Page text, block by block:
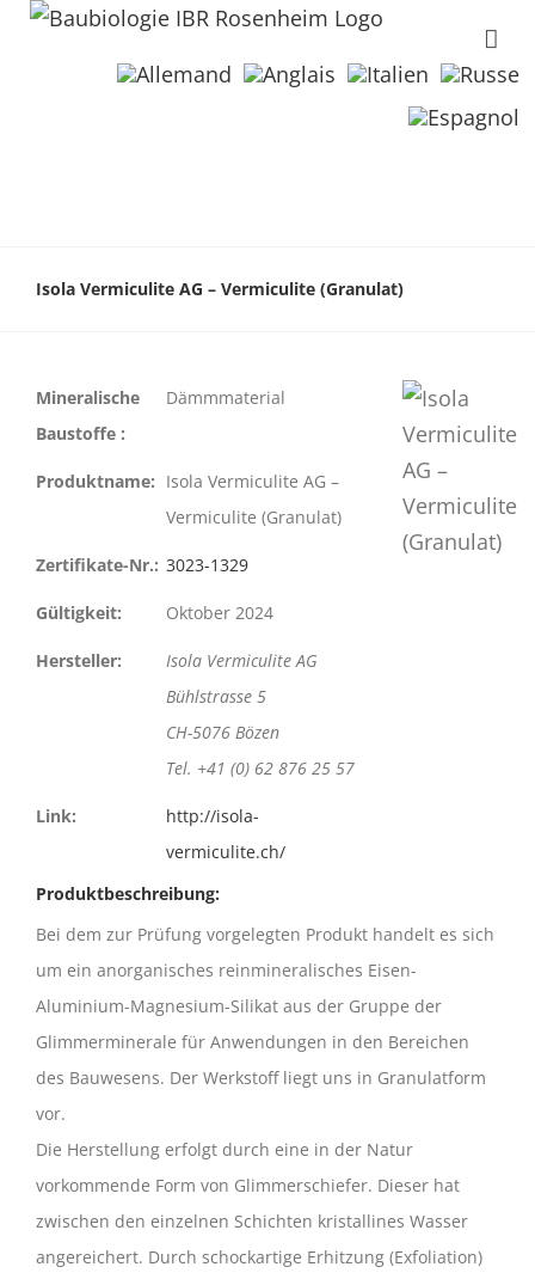
Isola Vermiculite AG – Vermiculite (Granulat)
Mineralische
Baustoffe :
Dämmmaterial
Produktname: Isola Vermiculite AG –
Vermiculite (Granulat)
Zertifikate-Nr.: 3023-1329
Gültigkeit: Oktober 2024
Hersteller:
Isola Vermiculite AG
Bühlstrasse 5
CH-5076 Bözen
Tel. +41 (0) 62 876 25 57
Link:
http://isola-
vermiculite.ch/
Produktbeschreibung:
Bei dem zur Prüfung vorgelegten Produkt handelt es sich
um ein anorganisches reinmineralisches Eisen-
Aluminium-Magnesium-Silikat aus der Gruppe der
Glimmerminerale für Anwendungen in den Bereichen
des Bauwesens. Der Werkstoff liegt uns in Granulatform
vor.
Die Herstellung erfolgt durch eine in der Natur
vorkommende Form von Glimmerschiefer. Dieser hat
zwischen den einzelnen Schichten kristallines Wasser
angereichert. Durch schockartige Erhitzung (Exfoliation)